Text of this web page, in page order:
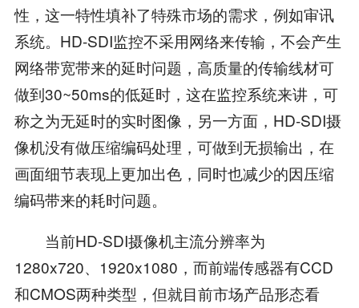
性，这一特性填补了特殊市场的需求，例如审讯
系统。HD-SDI监控不采用网络来传输，不会产生
网络带宽带来的延时问题，高质量的传输线材可
做到30~50ms的低延时，这在监控系统来讲，可
称之为无延时的实时图像，另一方面，HD-SDI摄
像机没有做压缩编码处理，可做到无损输出，在
画面细节表现上更加出色，同时也减少的因压缩
编码带来的耗时问题。
当前HD-SDI摄像机主流分辨率为
1280x720、1920x1080，而前端传感器有CCD
和CMOS两种类型，但就目前市场产品形态看